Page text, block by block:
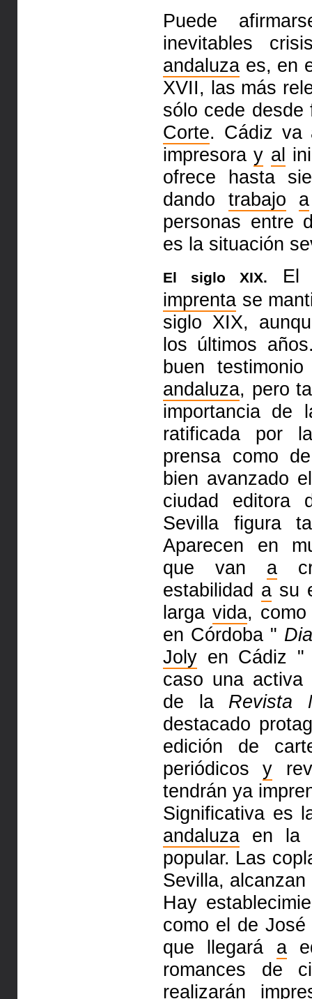
Puede
inevitables
andaluza es, en
XVII, las más
sólo cede
Corte. Cádiz va
impresoray al
ofrece hasta
dando trabajo a
personas entre
es la situación
El siglo XIX.
El
imprenta se
siglo XIX,
los últimos
buen
andaluza, pero
importancia de
ratificada por
prensa como
bien avanzado
ciudad editora
Sevilla figura
Aparecen en
que van a
estabilidad a su
larga vida,
en Córdoba "
Joly en Cádiz
caso una activa
de la Revista
destacado
edición de
periódicosy
tendrán ya
Significativa es
andaluza en la
popular. Las
Sevilla,
Hay
como el de
que llegará a
romances de
realizarán